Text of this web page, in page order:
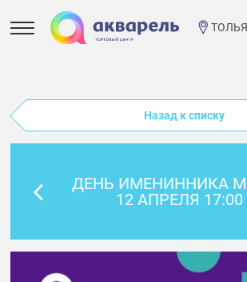
Назад к списку
ДЕНЬ ИМЕНИННИКА
12 АПРЕЛЯ 17:00